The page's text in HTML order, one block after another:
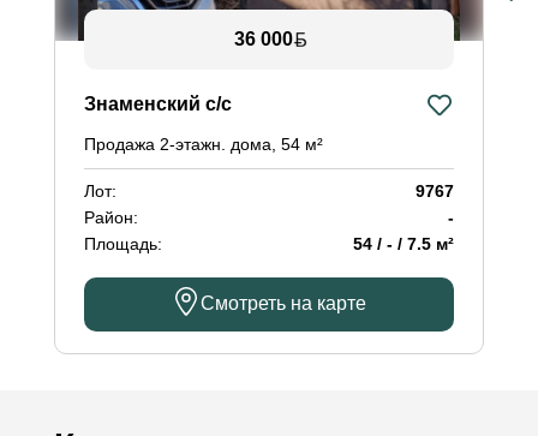
36 000
Знаменский с/с
Продажа 2-этажн. дома, 54 м²
Лот:
9767
Район:
-
Площадь:
54 / - / 7.5 м²
Смотреть на карте